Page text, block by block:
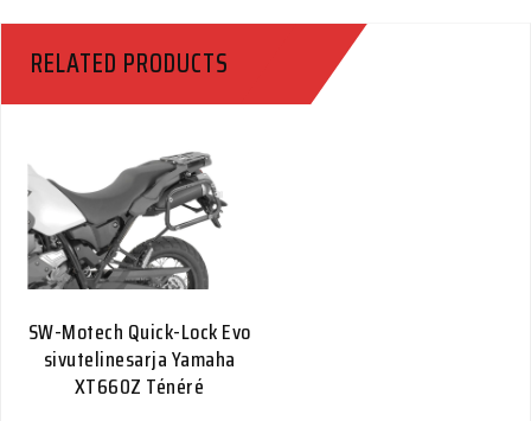
(05-
H=30
Ø28mm
Quantity
RELATED PRODUCTS
SW-Motech Quick-Lock Evo
sivutelinesarja Yamaha
XT660Z Ténéré